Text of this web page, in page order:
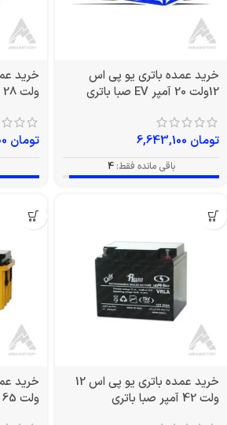
خرید عمده باتری یو پی اس
12ولت 20 آمپر EV صبا باتری
تومان
باقی مانده فقط: 4
ولت 28 آمپر صبا باتری
تومان
خرید عمده باتری یو پی اس 12
ولت 42 آمپر صبا باتری
ولت 65 آمپر صبا باتری